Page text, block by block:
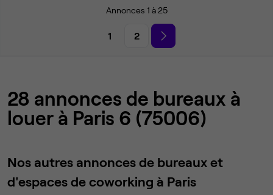
Annonces 1 à 25
1 2
28 annonces de bureaux à
louer à Paris 6 (75006)
Nos autres annonces de bureaux et
d'espaces de coworking à Paris